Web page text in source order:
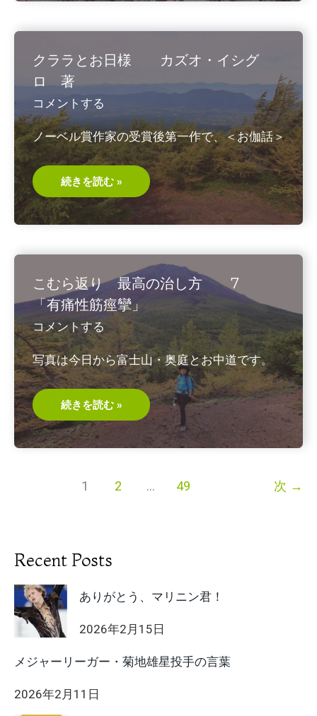
不
長
寿
3
高
者
差
別
と
対
策
クララとお日様 カズオ・イシグ
ロ 著
コメントする
ノーベル賞作家の受賞後第一作で、＜お伽話＞
ク
ラ
ラ
と
お
カ
オ・
イ
シ
グ
ロ
著
続きを読む »
こむら返り 最高の治し方 7
「有痛性筋痙攣」
コメントする
写真は今日から富士山・奥庭とお中道です。
こ
む
ら
返
り
筋
攣」
続きを読む »
1 2 … 49 次 →
Recent Posts
ありがとう、マリニン君！
2026年2月15日
メジャーリーガー・菊地雄星投手の言葉
2026年2月11日